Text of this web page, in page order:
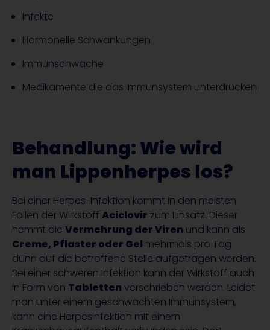
Infekte
Hormonelle Schwankungen
Immunschwäche
Medikamente die das Immunsystem unterdrücken
Behandlung: Wie wird
man Lippenherpes los?
Bei einer Herpes-Infektion kommt in den meisten
Fällen der Wirkstoff Aciclovir zum Einsatz. Dieser
hemmt die Vermehrung der Viren und kann als
Creme, Pflaster oder Gel mehrmals pro Tag
dünn auf die betroffene Stelle aufgetragen werden.
Bei einer schweren Infektion kann der Wirkstoff auch
in Form von Tabletten verschrieben werden. Leidet
man unter einem geschwächten Immunsystem,
kann eine Herpesinfektion mit einem